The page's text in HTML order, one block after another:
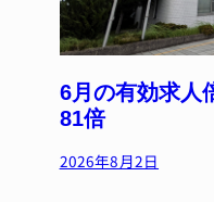
6月の有効求人
81倍
2026年8月2日